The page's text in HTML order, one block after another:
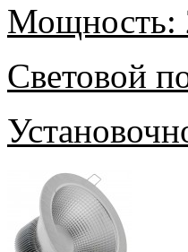
Мощность:
Световой